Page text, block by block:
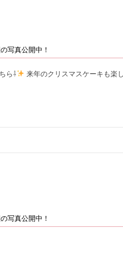
写真公開中！
ら⇩ 来年のクリスマスケーキも楽
写真公開中！